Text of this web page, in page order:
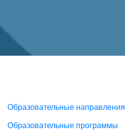
Образовательные направления
Образовательные программы